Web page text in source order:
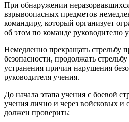
При обнаружении
взрывоопасных предметов
командиру, который организует
об этом по команде руководителю
Немедленно прекращать стрельбу
безопасности, продолжать
устранения причин нарушения
руководителя учения.
До начала этапа учения с боевой
учения лично и через войсковых и
должен проверить: